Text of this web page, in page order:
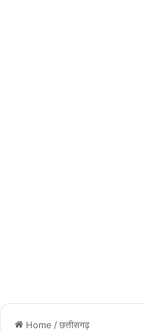
Home /छत्तीसगढ़